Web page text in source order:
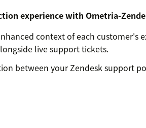
experience with Ometria-
context of each customer's
live support tickets.
between your Zendesk support